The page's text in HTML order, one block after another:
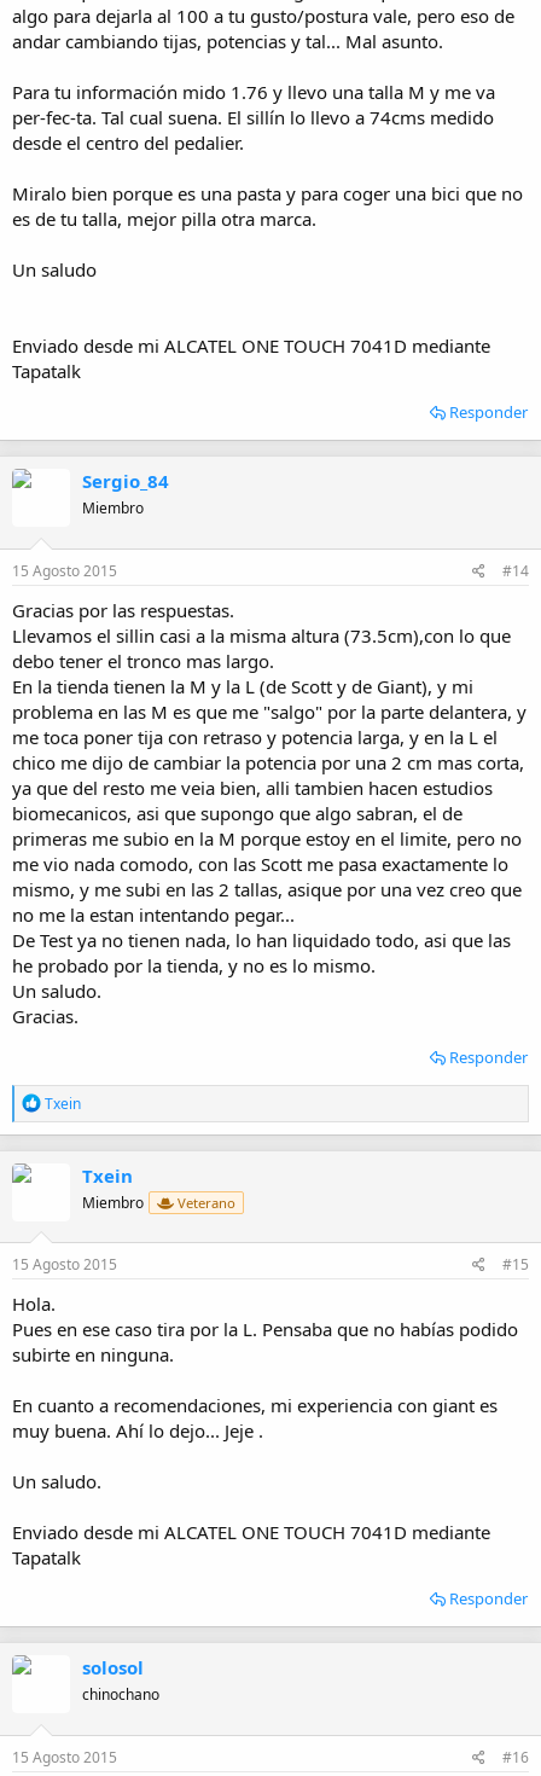
algo para dejarla al 100 a tu gusto/postura vale, pero eso de
andar cambiando tijas, potencias y tal... Mal asunto.
Para tu información mido 1.76 y llevo una talla M y me va
per-fec-ta. Tal cual suena. El sillín lo llevo a 74cms medido
desde el centro del pedalier.
Miralo bien porque es una pasta y para coger una bici que no
es de tu talla, mejor pilla otra marca.
Un saludo
Enviado desde mi ALCATEL ONE TOUCH 7041D mediante
Tapatalk
Responder
Sergio_84
Miembro
15 Agosto 2015 #14
Gracias por las respuestas.
Llevamos el sillin casi a la misma altura (73.5cm),con lo que
debo tener el tronco mas largo.
En la tienda tienen la M y la L (de Scott y de Giant), y mi
problema en las M es que me "salgo" por la parte delantera, y
me toca poner tija con retraso y potencia larga, y en la L el
chico me dijo de cambiar la potencia por una 2 cm mas corta,
ya que del resto me veia bien, alli tambien hacen estudios
biomecanicos, asi que supongo que algo sabran, el de
primeras me subio en la M porque estoy en el limite, pero no
me vio nada comodo, con las Scott me pasa exactamente lo
mismo, y me subi en las 2 tallas, asique por una vez creo que
no me la estan intentando pegar...
De Test ya no tienen nada, lo han liquidado todo, asi que las
he probado por la tienda, y no es lo mismo.
Un saludo.
Gracias.
Responder
R
e
a
n
s
Txein
Txein
Miembro Veterano
15 Agosto 2015 #15
Hola.
Pues en ese caso tira por la L. Pensaba que no habías podido
subirte en ninguna.
En cuanto a recomendaciones, mi experiencia con giant es
muy buena. Ahí lo dejo... Jeje .
Un saludo.
Enviado desde mi ALCATEL ONE TOUCH 7041D mediante
Tapatalk
Responder
solosol
chinochano
15 Agosto 2015 #16